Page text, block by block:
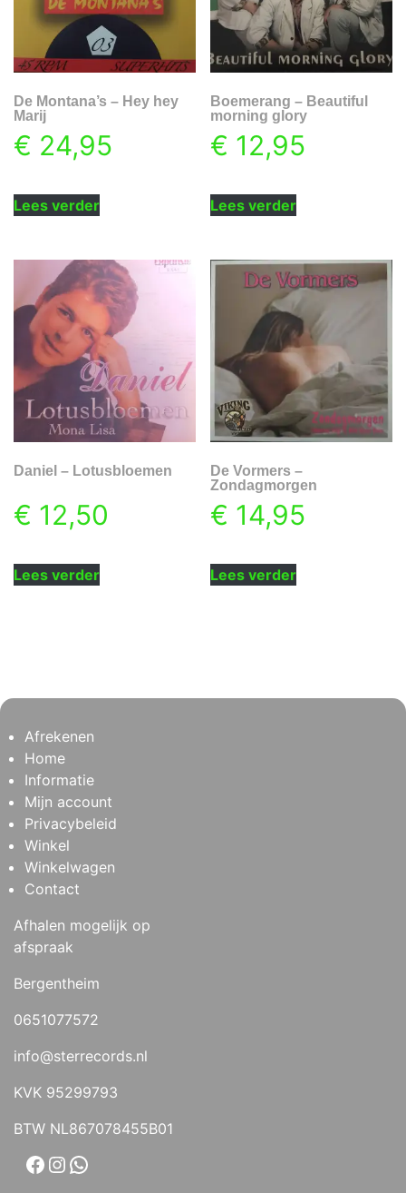
De Montana’s – Hey hey
Marij
€ 24,95
Lees verder
Boemerang – Beautiful
morning glory
€ 12,95
Lees verder
Daniel – Lotusbloemen
€ 12,50
Lees verder
De Vormers –
Zondagmorgen
€ 14,95
Lees verder
Afrekenen
Home
Informatie
Mijn account
Privacybeleid
Winkel
Winkelwagen
Contact
Afhalen mogelijk op
afspraak
Bergentheim
0651077572
info@sterrecords.nl
KVK 95299793
BTW NL867078455B01
Facebook
Instagram
WhatsApp